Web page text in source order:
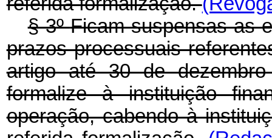
§ 3ºFicam suspensas as
prazos processuais
artigo até 30 de
formalize à instituição
operação, cabendo à